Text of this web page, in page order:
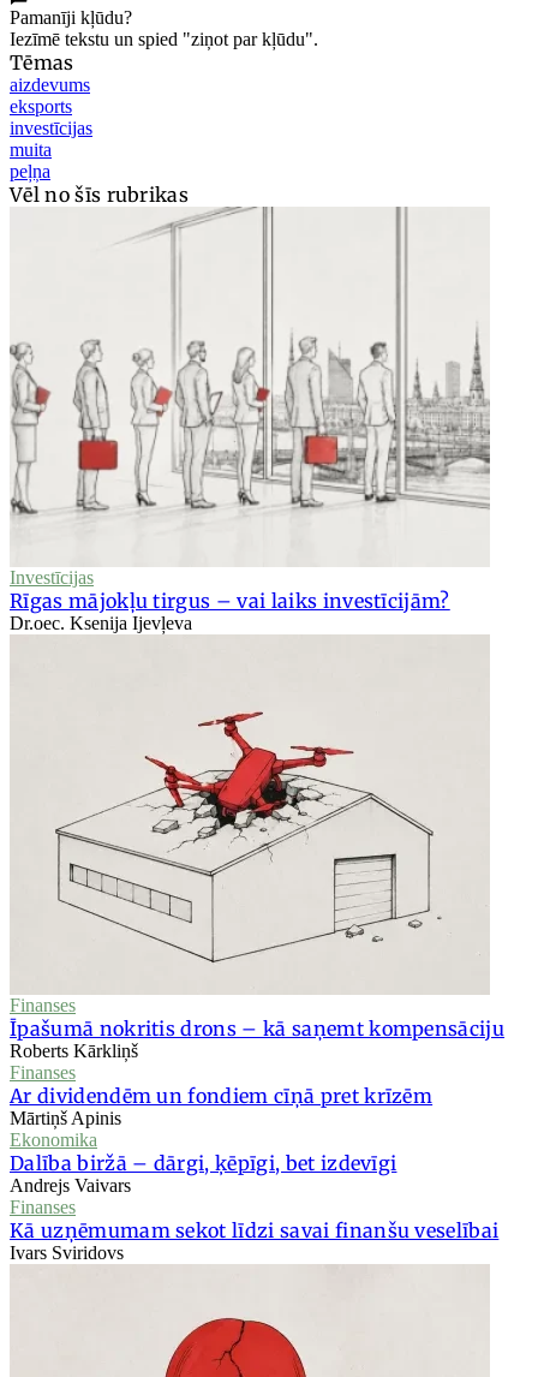
Pamanīji kļūdu?
Iezīmē tekstu un spied "ziņot par kļūdu".
Tēmas
aizdevums
eksports
investīcijas
muita
peļņa
Vēl no šīs rubrikas
Investīcijas
Rīgas mājokļu tirgus – vai laiks investīcijām?
Dr.oec. Ksenija Ijevļeva
Finanses
Īpašumā nokritis drons – kā saņemt kompensāciju
Roberts Kārkliņš
Finanses
Ar dividendēm un fondiem cīņā pret krīzēm
Mārtiņš Apinis
Ekonomika
Dalība biržā – dārgi, ķēpīgi, bet izdevīgi
Andrejs Vaivars
Finanses
Kā uzņēmumam sekot līdzi savai finanšu veselībai
Ivars Sviridovs